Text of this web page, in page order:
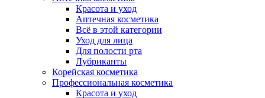
Красота и уход
Аптечная косметика
Всё в этой категории
Уход для лица
Для полости рта
Лубриканты
Корейская косметика
Профессиональная косметика
Красота и уход